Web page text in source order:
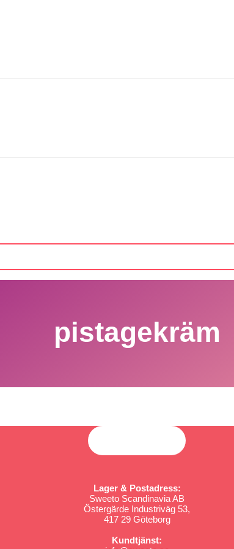
pistagekräm
Lager & Postadress:
Sweeto Scandinavia AB
Östergärde Industriväg 53,
417 29 Göteborg
Kundtjänst: